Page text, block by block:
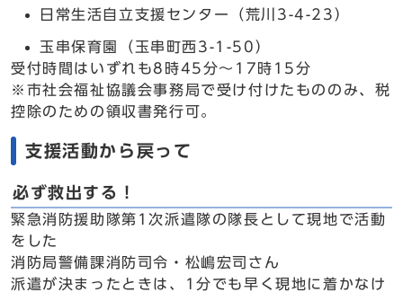
日常生活自立支援センター（荒川3-4-23）
玉串保育園（玉串町西3-1-50）
受付時間はいずれも8時45分～17時15分
※市社会福祉協議会事務局で受け付けたもののみ、税
控除のための領収書発行可。
支援活動から戻って
必ず救出する！
緊急消防援助隊第1次派遣隊の隊長として現地で活動
をした
消防局警備課消防司令・松嶋宏司さん
派遣が決まったときは、1分でも早く現地に着かなけ